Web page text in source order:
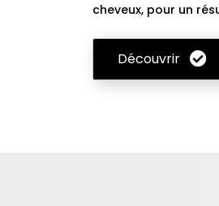
cheveux, pour un
Découvrir